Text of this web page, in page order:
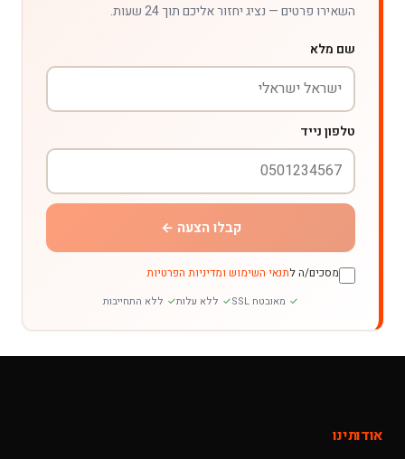
השאירו פרטים — נציג יחזור אליכם תוך 24 שעות.
שם מלא
טלפון נייד
קבלו הצעה ←
מסכים/ה לתנאי השימוש ומדיניות הפרטיות
מאובטח SSL ללא עלות ללא התחייבות
אודותינו